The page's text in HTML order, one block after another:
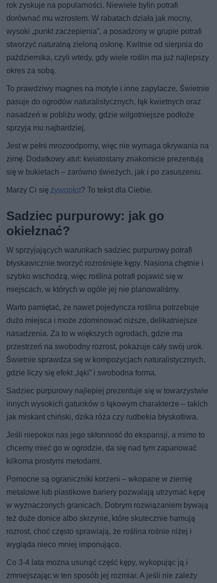
rok zyskuje na popularności. Niewiele bylin potrafi
dorównać mu wzrostem. W rabatach działa jak mocny,
wysoki „punkt zaczepienia”, a posadzony w grupie potrafi
stworzyć naturalną zieloną osłonę. Kwitnie od sierpnia do
października, czyli wtedy, gdy wiele roślin ma już najlepszy
okres za sobą.
To prawdziwy magnes na motyle i inne zapylacze. Świetnie
pasuje do ogrodów naturalistycznych, łąk kwietnych oraz
nasadzeń w pobliżu wody, gdzie wilgotniejsze podłoże
sprzyja mu najbardziej.
Jest w pełni mrozoodporny, więc nie wymaga okrywania na
zimę. Dodatkowy atut: kwiatostany znakomicie prezentują
się w bukietach – zarówno świeżych, jak i po zasuszeniu.
Marzy Ci się żywopłot? To tekst dla Ciebie.
Sadziec purpurowy: jak go
okiełznać?
W sprzyjających warunkach sadziec purpurowy potrafi
błyskawicznie tworzyć rozrośnięte kępy. Nasiona chętnie i
szybko wschodzą, więc roślina potrafi pojawić się w
miejscach, w których w ogóle jej nie planowaliśmy.
Warto pamiętać, że nawet pojedyncza roślina potrzebuje
dużo miejsca i może zdominować niższe, delikatniejsze
nasadzenia. Za to w większych ogrodach, gdzie ma
przestrzeń na swobodny rozrost, pokazuje cały swój urok.
Świetnie sprawdza się w kompozycjach naturalistycznych,
gdzie liczy się efekt „łąki” i swobodna forma.
Sadziec purpurowy najlepiej prezentuje się w towarzystwie
innych wysokich gatunków o łąkowym charakterze – takich
jak miskant chiński, dzika róża czy rudbekia błyskotliwa.
Jeśli niepokoi nas jego skłonność do ekspansji, a mimo to
chcemy mieć go w ogrodzie, da się nad tym zapanować
kilkoma prostymi metodami.
Pomocne są ograniczniki korzeni – wkopane w ziemię
metalowe lub plastikowe bariery pozwalają utrzymać kępę
w wyznaczonych granicach. Dobrym rozwiązaniem bywają
też duże donice albo skrzynie, które skutecznie hamują
rozrost, choć często sprawiają, że roślina rośnie niżej i
wygląda nieco mniej imponująco.
Co 3-4 lata można usunąć część kępy, wykopując ją i
zmniejszając w ten sposób jej rozmiar. A jeśli nie zależy